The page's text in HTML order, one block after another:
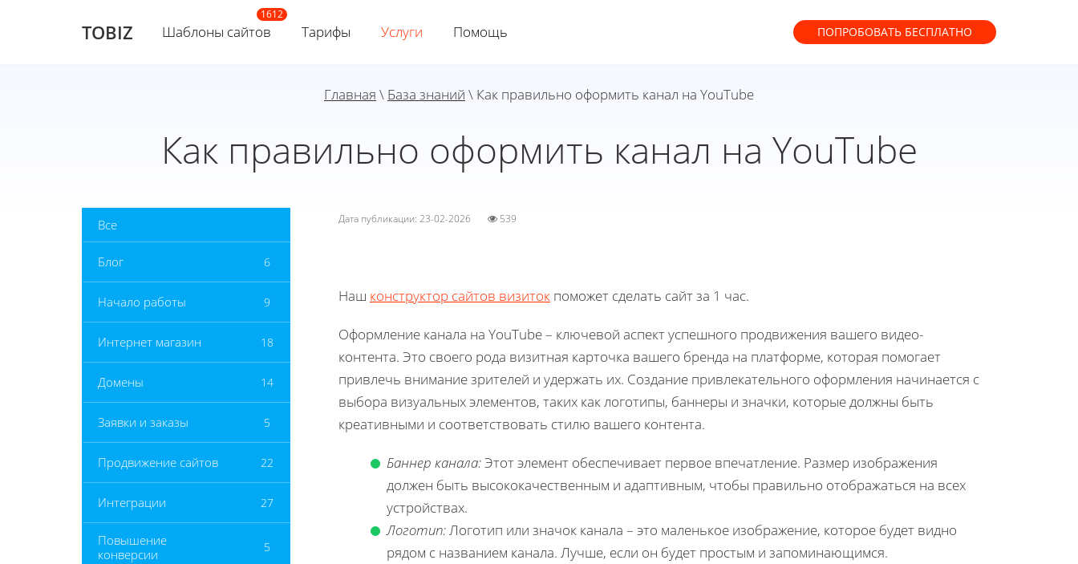
TOBIZ Шаблоны сайтов Тарифы Услуги Помощь ПОПРОБОВАТЬ БЕСПЛАТНО
Главная \ База знаний \ Как правильно оформить канал на YouTube
Как правильно оформить канал на YouTube
Все
Блог 6
Начало работы 9
Интернет магазин 18
Домены 14
Заявки и заказы 5
Продвижение сайтов 22
Интеграции 27
Повышение
конверсии
5
Дата публикации: 23-02-2026 539
Наш конструктор сайтов визиток поможет сделать сайт за 1 час.
Оформление канала на YouTube – ключевой аспект успешного продвижения вашего видео-
контента. Это своего рода визитная карточка вашего бренда на платформе, которая помогает
привлечь внимание зрителей и удержать их. Создание привлекательного оформления начинается с
выбора визуальных элементов, таких как логотипы, баннеры и значки, которые должны быть
креативными и соответствовать стилю вашего контента.
Баннер канала:Этот элемент обеспечивает первое впечатление. Размер изображения
должен быть высококачественным и адаптивным, чтобы правильно отображаться на всех
устройствах.
Логотип:Логотип или значок канала – это маленькое изображение, которое будет видно
рядом с названием канала. Лучше, если он будет простым и запоминающимся.